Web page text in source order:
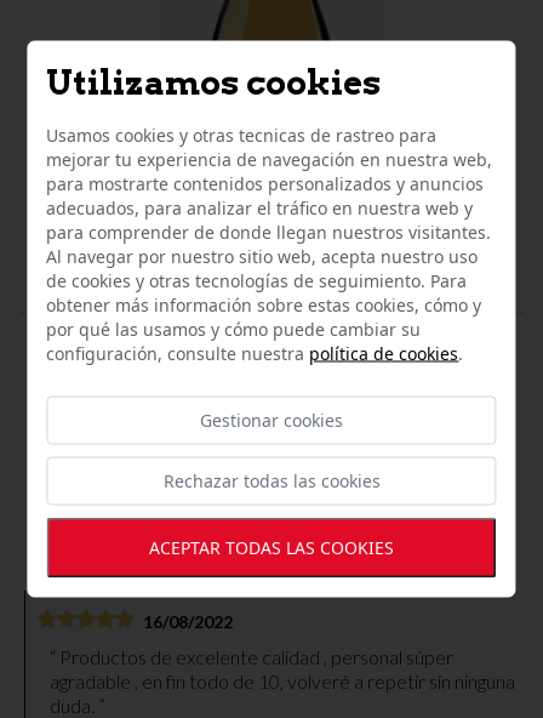
VINOS Y LICORES
VINO BLANCO ALBARIÑO MARTIN CODAX 37,5 Cl.
8,75 €
LO QUE OPINAN NUESTROS
CLIENTES
16/08/2022
agradable , en fin todo de 10, volveré a repetir sin ninguna
duda.
Utilizamos cookies
Usamos cookies y otras tecnicas de rastreo para
mejorar tu experiencia de navegación en nuestra web,
para mostrarte contenidos personalizados y anuncios
adecuados, para analizar el tráfico en nuestra web y
para comprender de donde llegan nuestros visitantes.
Al navegar por nuestro sitio web, acepta nuestro uso
de cookies y otras tecnologías de seguimiento. Para
obtener más información sobre estas cookies, cómo y
por qué las usamos y cómo puede cambiar su
configuración, consulte nuestra política de cookies.
Gestionar cookies
Rechazar todas las cookies
ACEPTAR TODAS LAS COOKIES